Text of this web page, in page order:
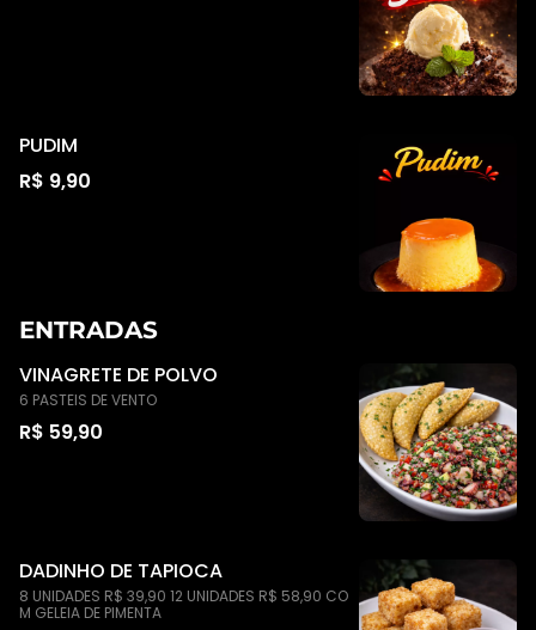
PUDIM
R$ 9,90
ENTRADAS
VINAGRETE DE POLVO
6 PASTEIS DE VENTO
R$ 59,90
DADINHO DE TAPIOCA
8 UNIDADES R$ 39,90 12 UNIDADES R$ 58,90 CO
M GELEIA DE PIMENTA